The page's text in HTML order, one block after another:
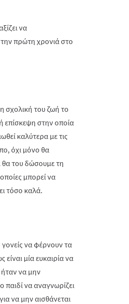
να
πρώτη χρονιά στο
σχολική του ζωή το
επίσκεψη στην οποία
καλύτερα με τις
όχι μόνο θα
θα του δώσουμε τη
μπορεί να
τόσο καλά.
να φέρνουν τα
μία ευκαιρία να
ήταν να μην
παιδί να αναγνωρίζει
να μην αισθάνεται